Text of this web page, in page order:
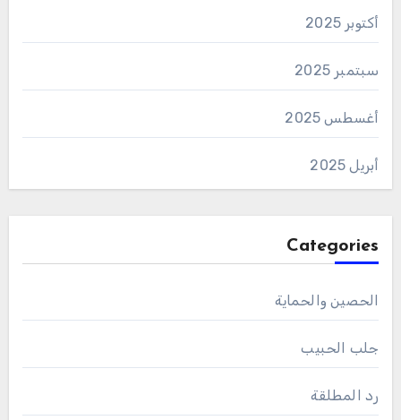
أكتوبر 2025
سبتمبر 2025
أغسطس 2025
أبريل 2025
Categories
الحصين والحماية
جلب الحبيب
رد المطلقة